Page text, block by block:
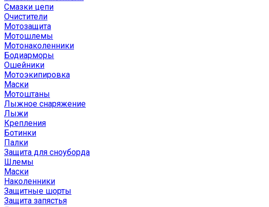
Смазки цепи
Очистители
Мотозащита
Мотошлемы
Мотонаколенники
Бодиарморы
Ошейники
Мотоэкипировка
Маски
Мотоштаны
Лыжное снаряжение
Лыжи
Крепления
Ботинки
Палки
Защита для сноуборда
Шлемы
Маски
Наколенники
Защитные шорты
Защита запястья